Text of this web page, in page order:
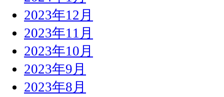
2023年12月
2023年11月
2023年10月
2023年9月
2023年8月